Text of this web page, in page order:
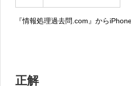
『情報処理過去問.com』から
正解